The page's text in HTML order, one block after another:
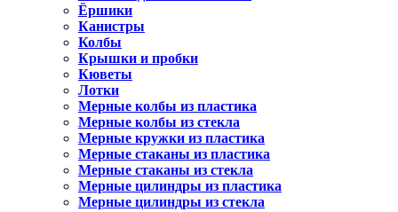
Ёршики
Канистры
Колбы
Крышки и пробки
Кюветы
Лотки
Мерные колбы из пластика
Мерные колбы из стекла
Мерные кружки из пластика
Мерные стаканы из пластика
Мерные стаканы из стекла
Мерные цилиндры из пластика
Мерные цилиндры из стекла